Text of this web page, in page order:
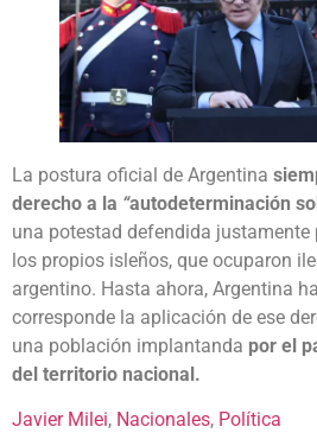
La postura oficial de Argentina
derecho a la “autodeterminación
una potestad defendida justamente
los propios isleños, que ocuparon
argentino. Hasta ahora, Argentina
corresponde la aplicación de ese
una población implantanda por el
del territorio nacional.
Javier Milei, Nacionales, Política